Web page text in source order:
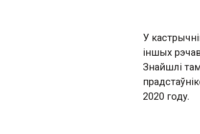
У
іншых
Знайшлі
2020 году.